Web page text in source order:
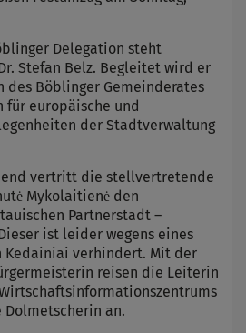
Delegation steht
Stefan Belz. Begleitet wird er
des Böblinger Gemeinderates
für europäische und
der Stadtverwaltung
vertritt die stellvertretende
Mykolaitienė den
Partnerstadt –
ist leider wegens eines
Kedainiai verhindert. Mit der
reisen die Leiterin
Dolmetscherin an.